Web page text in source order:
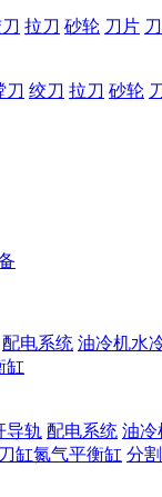
拉刀 砂轮 刀片
刀 绞刀 拉刀 砂轮
配电系统 油冷机水
缸
导轨 配电系统 油冷
缸氮气平衡缸 分